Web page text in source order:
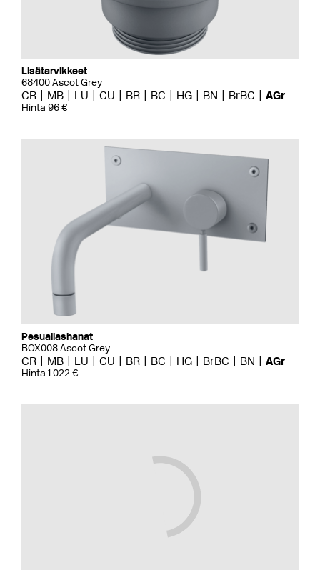
Lisätarvikkeet
68400 Ascot Grey
CR MB LU CU BR BC HG BN BrBC AGr
Hinta 96 €
Pesuallashanat
BOX008 Ascot Grey
CR MB LU CU BR BC HG BrBC BN AGr
Hinta 1 022 €